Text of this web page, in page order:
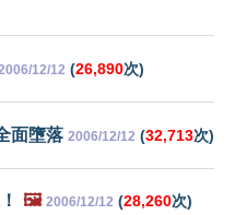
12/12 (26,890次)
面墮落 2006/12/12 (32,713次)
🖼️ 2006/12/12 (28,260次)